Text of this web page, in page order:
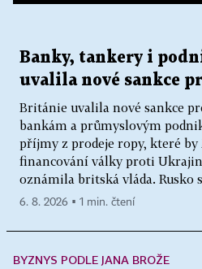
Banky, tankery i
uvalila nové sankce
Británie uvalila nové sankce
bankám a průmyslovým
příjmy z prodeje ropy, které
financování války proti
oznámila britská vláda. Rusko
6. 8. 2026 ▪ 1 min. čtení
BYZNYS PODLE JANA BROŽE